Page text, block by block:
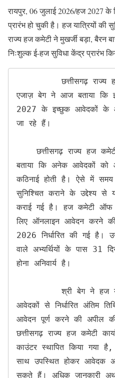
रायपुर, 06 जुलाई 2026/हज 2027
प्रारंभ हो चुकी है। हज यात्रियों की
राज्य हज कमेटी ने मुखर्जी बड़ा, बैरन
निःशुल्क ई-हज सुविधा केंद्र प्रारंभ
         छत्तीसगढ़ राज्य हज कमेटी के चेयरमैन मिर्ज़ा
एजाज़ बेग ने आज बताया
2027 के इच्छुक आवेदकों के
जा रहे हैं।
    छत्तीसगढ़ राज्य हज कमेटी के चेयरमैन श्री बेग ने
बताया कि अनेक आवेदकों को
कठिनाई होती है। ऐसे में
सुनिश्चित कराने के उद्देश्य से
कराई गई है। हज कमेटी ऑफ
लिए ऑनलाइन आवेदन करने
2026 निर्धारित की गई है।
वाले अभ्यर्थियों के पास 31
होना अनिवार्य है।
         श्री बेग ने हज यात्रा के इच्छुक सभी
आवेदकों से निर्धारित अंतिम
आवेदन पूर्ण करने की अपील
छत्तीसगढ़ राज्य हज कमेटी
काउंटर स्थापित किया गया
साथ उपस्थित होकर आवेदक
सकते हैं। अधिक जानकारी